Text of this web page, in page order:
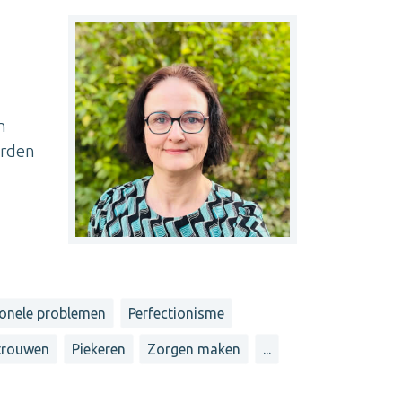
problemen Perfectionisme
Piekeren Zorgen maken ...